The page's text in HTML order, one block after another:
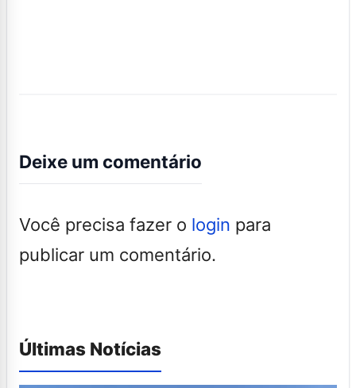
Deixe um comentário
Você precisa fazer o login para
publicar um comentário.
Últimas Notícias